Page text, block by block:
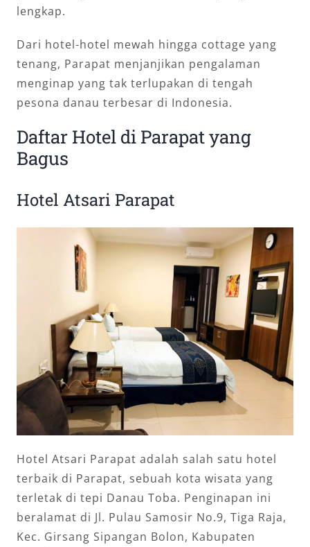
lengkap.
Dari hotel-hotel mewah hingga cottage yang
tenang, Parapat menjanjikan pengalaman
menginap yang tak terlupakan di tengah
pesona danau terbesar di Indonesia.
Daftar Hotel di Parapat yang
Bagus
Hotel Atsari Parapat
Hotel Atsari Parapat adalah salah satu hotel
terbaik di Parapat, sebuah kota wisata yang
terletak di tepi Danau Toba. Penginapan ini
beralamat di Jl. Pulau Samosir No.9, Tiga Raja,
Kec. Girsang Sipangan Bolon, Kabupaten